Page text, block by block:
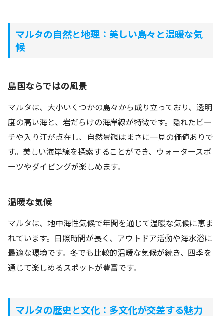
マルタの自然と地理：美しい島々と温暖な気
候
島国ならではの風景
マルタは、大小いくつかの島々から成り立っており、透明
度の高い海と、岩だらけの海岸線が特徴です。隠れたビー
チや入り江が点在し、自然景観はまさに一見の価値ありで
す。美しい海岸線を探索することができ、ウォータースポ
ーツやダイビングが楽しめます。
温暖な気候
マルタは、地中海性気候で年間を通じて温暖な気候に恵ま
れています。日照時間が長く、アウトドア活動や海水浴に
最適な環境です。冬でも比較的温暖な気候が続き、四季を
通じて楽しめるスポットが豊富です。
マルタの歴史と文化：多文化が交差する魅力